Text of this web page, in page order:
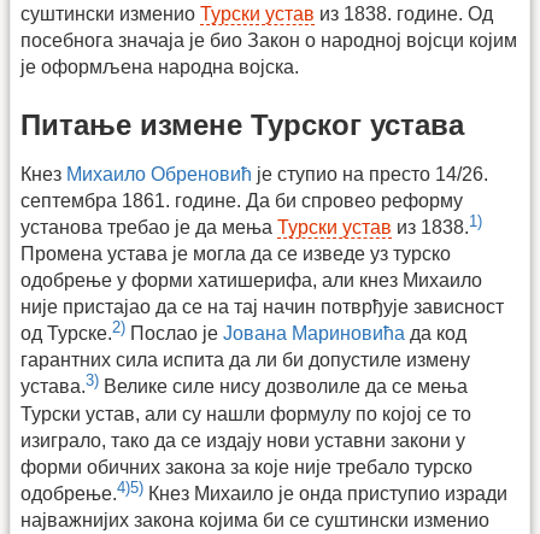
суштински изменио Турски устав из 1838. године. Од
посебнога значаја је био Закон о народној војсци којим
је оформљена народна војска.
Питање измене Турског устава
Кнез Михаило Обреновић је ступио на престо 14/26.
септембра 1861. године. Да би спровео реформу
установа требао је да мења Турски устав из 1838.1)
Промена устава је могла да се изведе уз турско
одобрење у форми хатишерифа, али кнез Михаило
није пристајао да се на тај начин потврђује зависност
од Турске.2) Послао је Јована Мариновића да код
гарантних сила испита да ли би допустиле измену
устава.3) Велике силе нису дозволиле да се мења
Турски устав, али су нашли формулу по којој се то
изиграло, тако да се издају нови уставни закони у
форми обичних закона за које није требало турско
одобрење.4)5) Кнез Михаило је онда приступио изради
најважнијих закона којима би се суштински изменио